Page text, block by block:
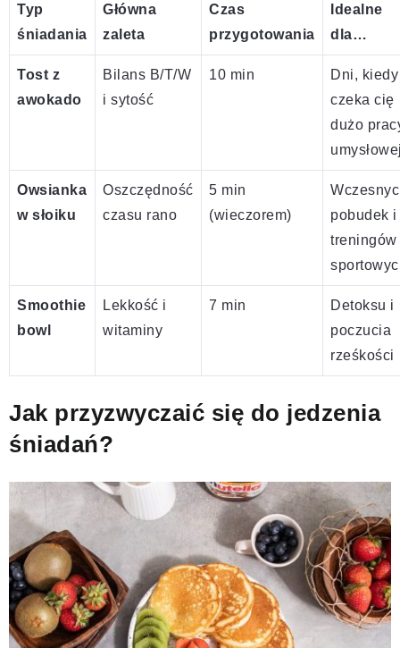
Typ
śniadania
Główna
zaleta
Czas
przygotowania
Idealne
dla…
Tost z
awokado
Bilans B/T/W
i sytość
10 min
Dni, kiedy
czeka cię
dużo
Owsianka
w słoiku
Oszczędność
czasu rano
5 min
(wieczorem)
pobudek i
treningów
Smoothie
bowl
Lekkość i
witaminy
7 min
Detoksu i
poczucia
rześkości
Jak przyzwyczaić się do jedzenia
śniadań?